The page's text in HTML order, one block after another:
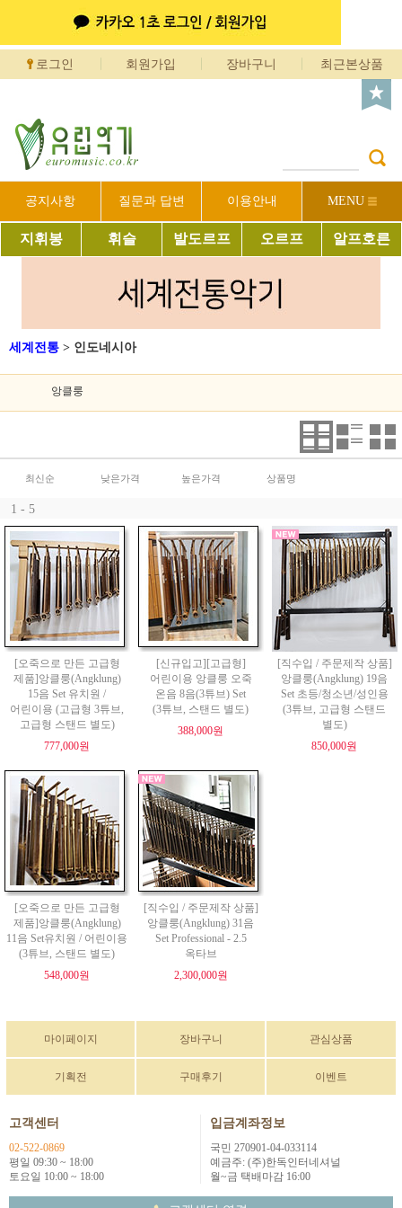
로그인 회원가입 장바구니 최근본상품
공지사항 질문과 답변 이용안내 MENU
지휘봉 휘슬 발도르프 오르프 알프호른
세계전통 > 인도네시아
앙클룽
최신순 낮은가격 높은가격 상품명
1 - 5
[오죽으로 만든 고급형
제품]앙클룽(Angklung)
15음 Set 유치원 /
어린이용 (고급형 3튜브,
고급형 스탠드 별도)
777,000원
[신규입고][고급형]
어린이용 앙클룽 오죽
온음 8음(3튜브) Set
(3튜브, 스탠드 별도)
388,000원
[직수입 / 주문제작 상품]
앙클룽(Angklung) 19음
Set 초등/청소년/성인용
(3튜브, 고급형 스탠드
별도)
850,000원
[오죽으로 만든 고급형
제품]앙클룽(Angklung)
11음 Set유치원 / 어린이용
(3튜브, 스탠드 별도)
548,000원
[직수입 / 주문제작 상품]
앙클룽(Angklung) 31음
Set Professional - 2.5
옥타브
2,300,000원
마이페이지 장바구니 관심상품
기획전 구매후기 이벤트
고객센터
02-522-0869
평일 09:30 ~ 18:00
토요일 10:00 ~ 18:00
입금계좌정보
국민 270901-04-033114
예금주: (주)한독인터네셔널
월~금 택배마감 16:00